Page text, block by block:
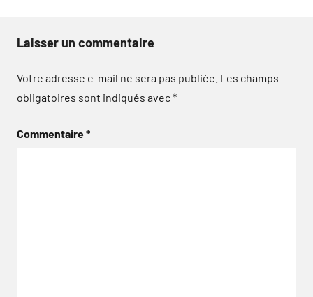
Laisser un commentaire
Votre adresse e-mail ne sera pas publiée. Les champs
obligatoires sont indiqués avec*
Commentaire*